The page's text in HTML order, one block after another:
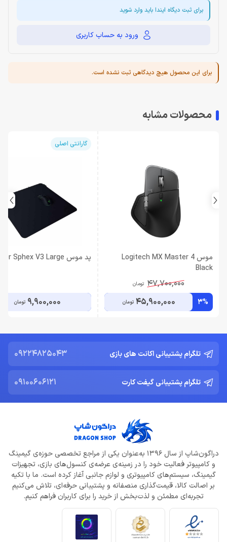
برای ثبت دیگاه ایندا باید وارد شوید
ورود به حساب کاربری
برای این محصول هیچ دیدگاهی ثبت نشده است.
محصولات مشابه
موس Logitech MX Master 4
Black
47,700,000 تومان
3%
45,900,000 تومان
گارانتی اصلی
پد موس Razer Sphex V3 Large
9,900,000 تومان
تلگرام پشتیبانی اکانت های بازی 09224825043
تلگرام پشتیبانی گیفت کارت 09100606121
دراگون‌شاپ از سال 1396 به‌عنوان یکی از مراجع تخصصی حوزه‌ی گیمینگ
و کامپیوتر فعالیت خود را در زمینه‌ی عرضه‌ی کنسول‌های بازی، تجهیزات
گیمینگ، سیستم‌های کامپیوتری و لوازم جانبی آغاز کرده است. ما با تکیه
بر اصالت کالا، قیمت‌گذاری منصفانه و پشتیبانی حرفه‌ای، تلاش می‌کنیم
تجربه‌ای مطمئن و لذت‌بخش از خرید را برای کاربران فراهم کنیم.